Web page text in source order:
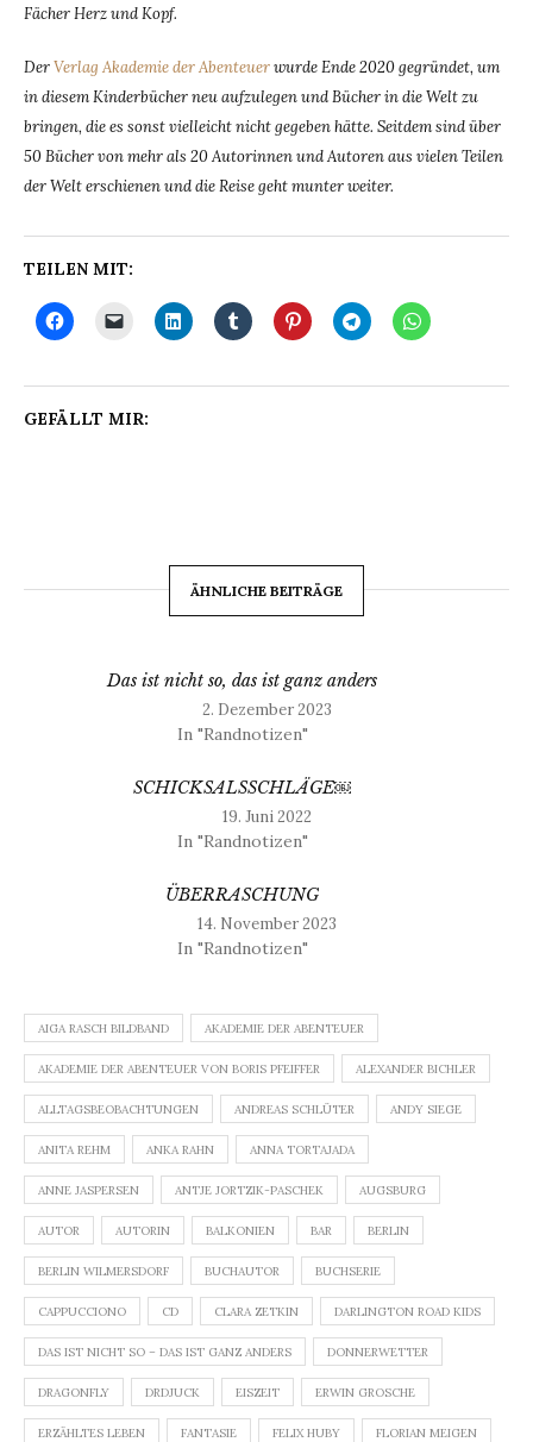
Fächer Herz und Kopf.
DerVerlag Akademie der Abenteuerwurde Ende 2020 gegründet, um
in diesem Kinderbücher neu aufzulegen und Bücher in die Welt zu
bringen, die es sonst vielleicht nicht gegeben hätte. Seitdem sind über
50 Bücher von mehr als 20 Autorinnen und Autoren aus vielen Teilen
der Welt erschienen und die Reise geht munter weiter.
TEILEN MIT:
GEFÄLLT MIR:
ÄHNLICHE BEITRÄGE
Das ist nicht so, das ist ganz anders
2. Dezember 2023
In "Randnotizen"
SCHICKSALSSCHLÄGE￼
19. Juni 2022
In "Randnotizen"
ÜBERRASCHUNG
14. November 2023
In "Randnotizen"
AIGA RASCH BILDBAND AKADEMIE DER ABENTEUER
AKADEMIE DER ABENTEUER VON BORIS PFEIFFER ALEXANDER BICHLER
ALLTAGSBEOBACHTUNGEN ANDREAS SCHLÜTER ANDY SIEGE
ANITA REHM ANKA RAHN ANNA TORTAJADA
ANNE JASPERSEN ANTJE JORTZIK-PASCHEK AUGSBURG
AUTOR AUTORIN BALKONIEN BAR BERLIN
BERLIN WILMERSDORF BUCHAUTOR BUCHSERIE
CAPPUCCIONO CD CLARA ZETKIN DARLINGTON ROAD KIDS
DAS IST NICHT SO – DAS IST GANZ ANDERS DONNERWETTER
DRAGONFLY DRDJUCK EISZEIT ERWIN GROSCHE
ERZÄHLTES LEBEN FANTASIE FELIX HUBY FLORIAN MEIGEN